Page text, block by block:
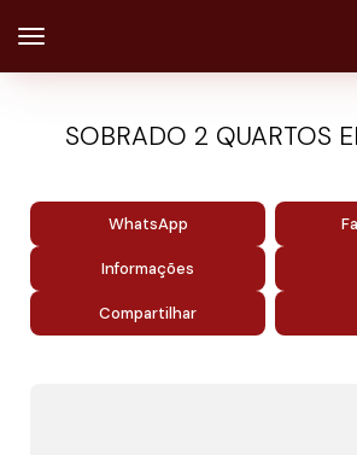
SOBRADO 2 QUARTOS
WhatsApp
Informações
Compartilhar